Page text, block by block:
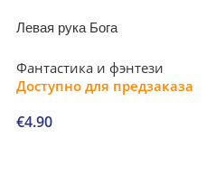
Левая рука Бога
Фантастика и фэнтези
Доступно для предзаказа
€4.90